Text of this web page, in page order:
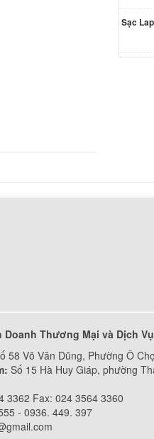
US White
Liên hệ
samsung rc418
Doanh Thương Mại và Dịch
58 Võ Văn Dũng, Phường Ô
Số 15 Hà Huy Giáp, phường
3362 Fax: 024 3564 3360
- 0936. 449. 397